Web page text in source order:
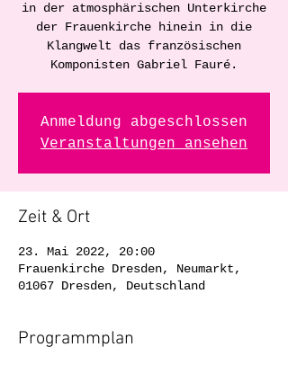
in der atmosphärischen Unterkirche
der Frauenkirche hinein in die
Klangwelt das französischen
Komponisten Gabriel Fauré.
Anmeldung abgeschlossen
Veranstaltungen ansehen
Zeit & Ort
23. Mai 2022, 20:00
Frauenkirche Dresden, Neumarkt,
01067 Dresden, Deutschland
Programmplan